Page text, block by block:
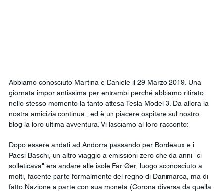
Abbiamo conosciuto Martina e Daniele il 29 Marzo 2019. Una
giornata importantissima per entrambi perché abbiamo ritirato
nello stesso momento la tanto attesa Tesla Model 3. Da allora la
nostra amicizia continua ; ed è un piacere ospitare sul nostro
blog la loro ultima avventura. Vi lasciamo al loro racconto:
Dopo essere andati ad Andorra passando per Bordeaux e i
Paesi Baschi, un altro viaggio a emissioni zero che da anni "ci
solleticava" era andare alle isole Far Øer, luogo sconosciuto a
molti, facente parte formalmente del regno di Danimarca, ma di
fatto Nazione a parte con sua moneta (Corona diversa da quella